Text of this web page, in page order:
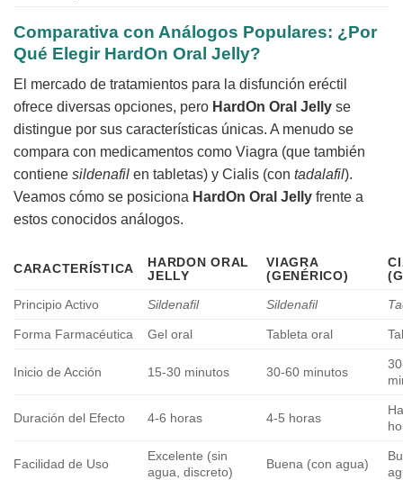
Comparativa con Análogos Populares: ¿Por
Qué Elegir HardOn Oral Jelly?
El mercado de tratamientos para la disfunción eréctil
ofrece diversas opciones, pero HardOn Oral Jelly se
distingue por sus características únicas. A menudo se
compara con medicamentos como Viagra (que también
contiene sildenafil en tabletas) y Cialis (con tadalafil).
Veamos cómo se posiciona HardOn Oral Jelly frente a
estos conocidos análogos.
CARACTERÍSTICA
HARDON ORAL
JELLY
VIAGRA
(GENÉRICO)
Principio Activo
Sildenafil Sildenafil
Forma Farmacéutica Gel oral Tableta oral
Inicio de Acción 15-30 minutos 30-60 minutos
Duración del Efecto 4-6 horas 4-5 horas
Facilidad de Uso
Excelente (sin
agua, discreto)
Buena (con agua)